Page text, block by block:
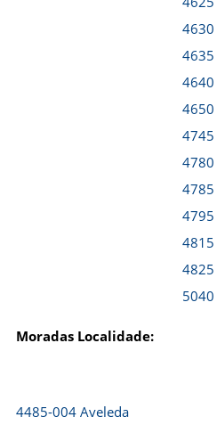
4630
4635
4640
4650
4745
4780
4785
4795
4815
4825
5040
Moradas Localidade:
4485-004 Aveleda